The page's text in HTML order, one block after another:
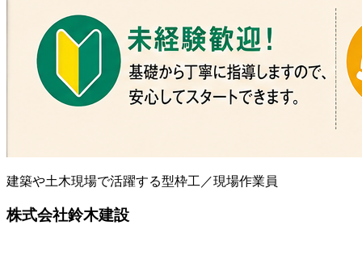
建築や土木現場で活躍する型枠工／現場作業員
株式会社鈴木建設